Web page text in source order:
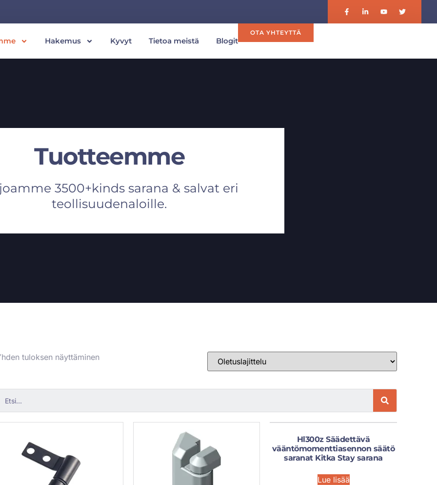
Hakemus Kyvyt Tietoa meistä Blogit
OTA YHTEYTTÄ
Tuotteemme
3500+kinds sarana & salvat eri
teollisuudenaloille.
tuloksen näyttäminen
Hl300z Säädettävä
vääntömomenttiasennon säätö
saranat Kitka Stay sarana
Lue lisää